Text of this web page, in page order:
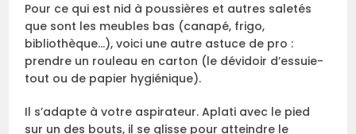
Pour ce qui est nid à poussières et autres saletés
que sont les meubles bas (canapé, frigo,
bibliothèque…), voici une autre astuce de pro :
prendre un rouleau en carton (le dévidoir d’essuie-
tout ou de papier hygiénique).
Il s’adapte à votre aspirateur. Aplati avec le pied
sur un des bouts, il se glisse pour atteindre le